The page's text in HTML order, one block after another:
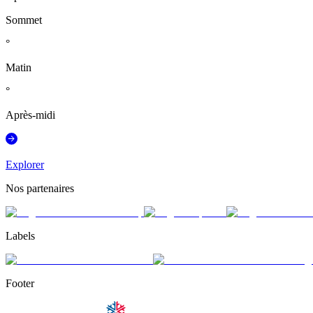
Sommet
°
Matin
°
Après-midi
Explorer
Nos partenaires
Labels
Footer